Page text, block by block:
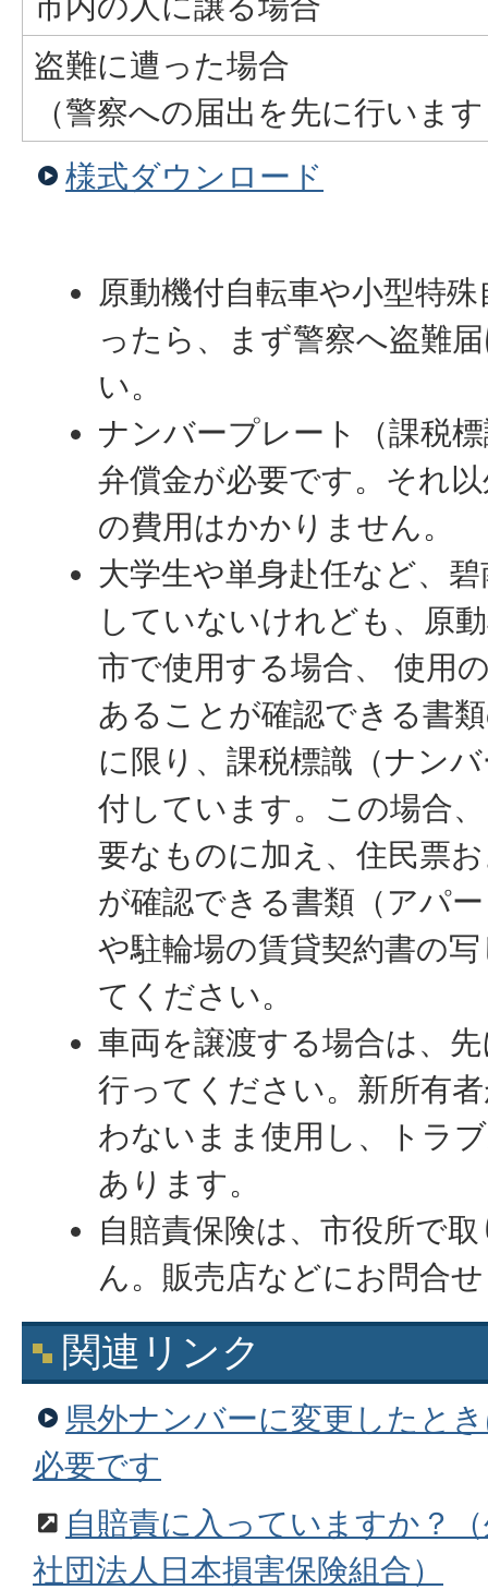
盗難に遭った場合
（警察への届出を先に行いま
様式ダウンロード
原動機付自転車や小型特
ったら、まず警察へ盗難
い。
ナンバープレート（課税
弁償金が必要です。それ
の費用はかかりません。
大学生や単身赴任など、
していないけれども、原
市で使用する場合、 使用
あることが確認できる書
に限り、課税標識（ナン
付しています。この場合
要なものに加え、住民票
が確認できる書類（アパ
や駐輪場の賃貸契約書の
てください。
車両を譲渡する場合は、
行ってください。新所有
わないまま使用し、トラ
あります。
自賠責保険は、市役所で
ん。販売店などにお問合
関連リンク
県外ナンバーに変更したと
必要です
自賠責に入っていますか？
社団法人日本損害保険組合）